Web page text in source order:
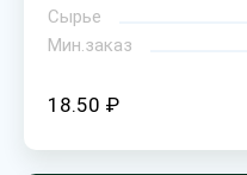
Сырье
Мин.заказ
18.50 ₽